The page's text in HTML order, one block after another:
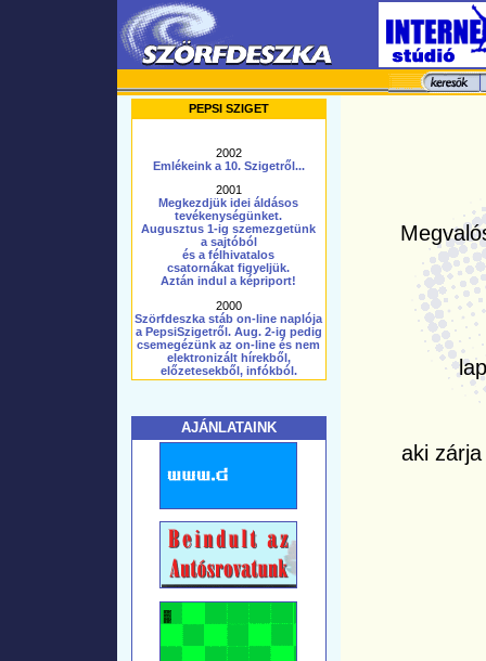
PEPSI SZIGET
2002
Emlékeink a 10. Szigetről...
2001
Megkezdjük idei áldásos
tevékenységünket.
Augusztus 1-ig szemezgetünk
a sajtóból
és a félhivatalos
csatornákat figyeljük.
Aztán indul a képriport!
2000
Szörfdeszka stáb on-line naplója
a PepsiSzigetről. Aug. 2-ig pedig
csemegézünk az on-line és nem
elektronizált hírekből,
előzetesekből, infókból.
AJÁNLATAINK
aki